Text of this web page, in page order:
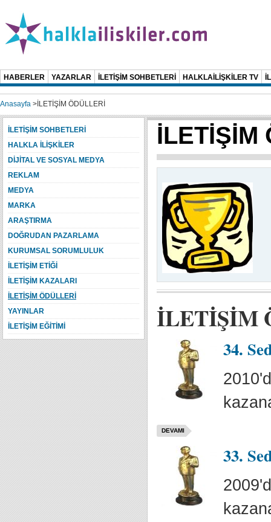
HABERLER YAZARLAR İLETİŞİM SOHBETLERİ HALKLAİLİŞKİLER TV
Anasayfa > İLETİŞİM ÖDÜLLERİ
İLETİŞİM
İLETİŞİM
34.
DEVAMI
33.
İLETİŞİM SOHBETLERİ
HALKLA İLİŞKİLER
DİJİTAL VE SOSYAL MEDYA
REKLAM
MEDYA
MARKA
ARAŞTIRMA
DOĞRUDAN PAZARLAMA
KURUMSAL SORUMLULUK
İLETİŞİM ETİĞİ
İLETİŞİM KAZALARI
İLETİŞİM ÖDÜLLERİ
YAYINLAR
İLETİŞİM EĞİTİMİ